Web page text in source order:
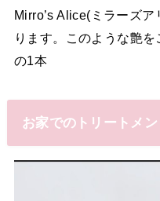
Mirro’s Alice(ミラーズア
ります。このような艶
の1本
お家でのトリートメ